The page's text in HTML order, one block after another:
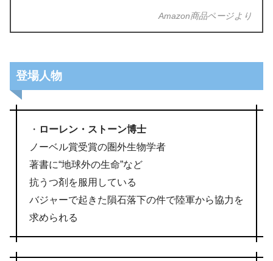
Amazon商品ページより
登場人物
・ ローレン・ストーン博士
ノーベル賞受賞の圏外生物学者
著書に“地球外の生命”など
抗うつ剤を服用している
バジャーで起きた隕石落下の件で陸軍から協力を
求められる